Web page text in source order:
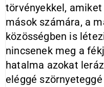
törvényekkel,
mások számára, a
közösségben is
nincsenek meg a
hatalma azokat
eléggé